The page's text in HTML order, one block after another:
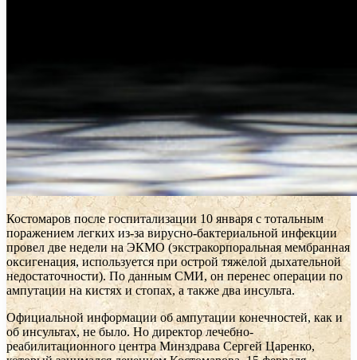
Костомаров после госпитализации 10 января с тотальным
поражением легких из-за вирусно-бактериальной инфекции
провел две недели на ЭКМО (экстракорпоральная мембранная
оксигенация, используется при острой тяжелой дыхательной
недостаточности). По данным СМИ, он перенес операции по
ампутации на кистях и стопах, а также два инсульта.
Официальной информации об ампутации конечностей, как и
об инсультах, не было. Но директор лечебно-
реабилитационного центра Минздрава Сергей Царенко,